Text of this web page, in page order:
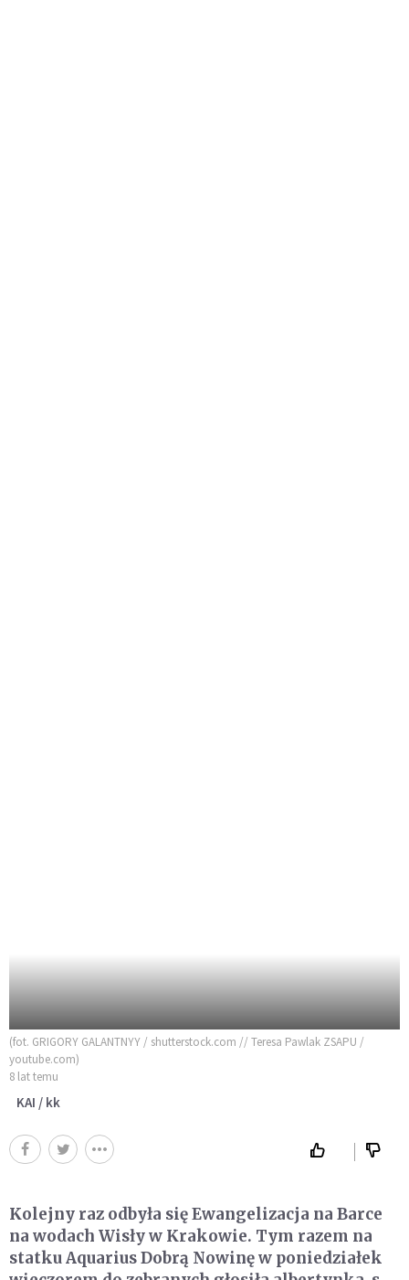
(fot. GRIGORY GALANTNYY / shutterstock.com // Teresa Pawlak ZSAPU /
youtube.com)
8 lat temu
KAI / kk
Kolejny raz odbyła się Ewangelizacja na Barce
na wodach Wisły w Krakowie. Tym razem na
statku Aquarius Dobrą Nowinę w poniedziałek